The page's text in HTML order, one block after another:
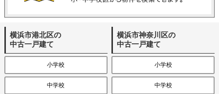
横浜市港北区の
中古一戸建て
小学校
中学校
横浜市神奈川区の
中古一戸建て
小学校
中学校